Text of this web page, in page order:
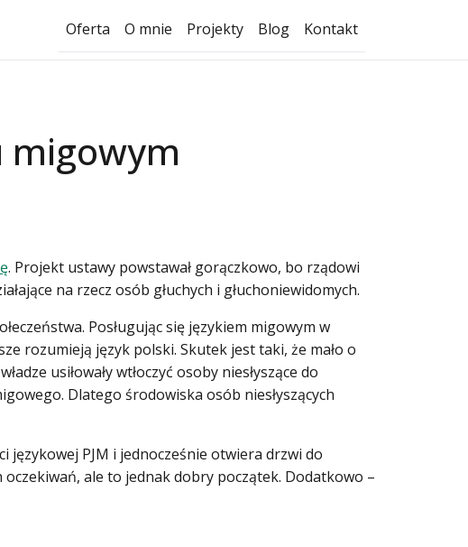
Oferta O mnie Projekty Blog Kontakt
migowym
. Projekt ustawy powstawał gorączkowo, bo rządowi
na rzecz osób głuchych i głuchoniewidomych.
Posługując się językiem migowym w
rozumieją język polski. Skutek jest taki, że mało o
usiłowały wtłoczyć osoby niesłyszące do
Dlatego środowiska osób niesłyszących
PJM i jednocześnie otwiera drzwi do
ale to jednak dobry początek. Dodatkowo –